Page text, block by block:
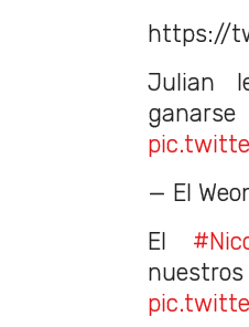
https://
Julian
— El
El